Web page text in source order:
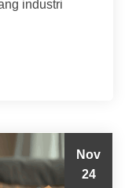
industri
Nov
24